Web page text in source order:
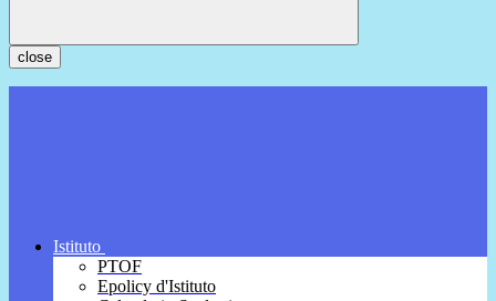
close
Istituto
PTOF
Epolicy d'Istituto